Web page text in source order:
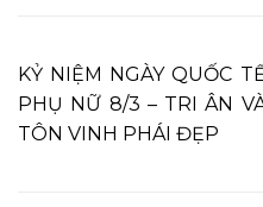
KỶ NIỆM NGÀY QUỐC
PHỤ NỮ 8/3 – TRI ÂN
TÔN VINH PHÁI ĐẸP